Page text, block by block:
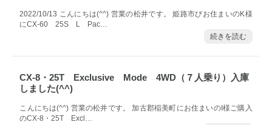
2022/10/13 こんにちは(^^) 営業の松井です。 姫路市びお住まいのK様
にCX-60 25S L Pac…
続きを読む
CX-8・25T Exclusive Mode 4WD（７人乗り）入庫
しました(^^)
こんにちは(^^) 営業の松井です。 加古郡稲美町にお住まいのI様ご購入
のCX-8・25T Excl…